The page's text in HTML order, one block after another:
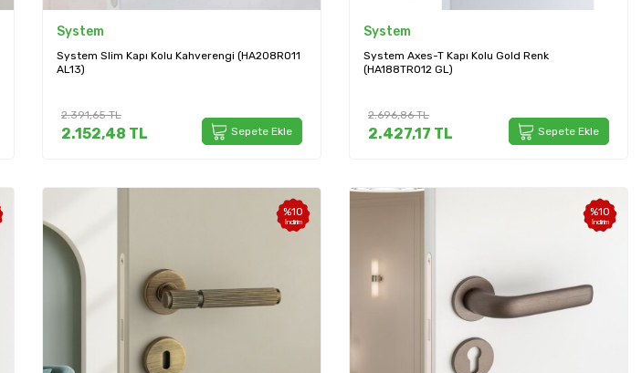
System
System Slim Kapı Kolu Kahverengi (HA208RO11
AL13)
2.391,65TL
2.152,48 TL Sepete Ekle
System
System Axes-T Kapı Kolu Gold Renk
(HA188TRO12 GL)
2.696,86TL
2.427,17 TL Sepete Ekle
%10
İndirim
%10
İndirim